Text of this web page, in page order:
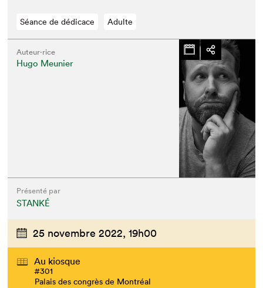
Séance de dédicace Adulte
Auteur·rice
Hugo Meunier
Présenté par
STANKÉ
25 novembre 2022, 19h00
Au kiosque
#301
Palais des congrès de Montréal